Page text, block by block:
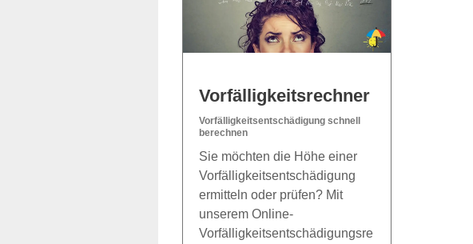
Vorfälligkeitsrechner
Vorfälligkeitsentschädigung schnell
berechnen
Sie möchten die Höhe einer
Vorfälligkeitsentschädigung
ermitteln oder prüfen? Mit
unserem Online-
Vorfälligkeitsentschädigungsre